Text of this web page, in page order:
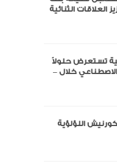
تستعرض حلولاً
خلال –
اللؤلؤية